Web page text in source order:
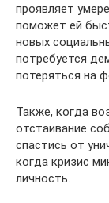
проявляет
поможет ей
новых
потребуется
потеряться на
Также, когда
отстаивание
спастись от
когда кризис
личность.